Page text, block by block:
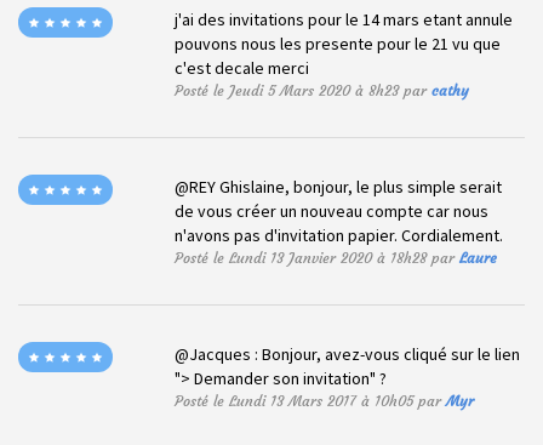
j'ai des invitations pour le 14 mars etant annule
pouvons nous les presente pour le 21 vu que
c'est decale merci
Posté le Jeudi 5 Mars 2020 à 8h23 parcathy
@REY Ghislaine, bonjour, le plus simple serait
de vous créer un nouveau compte car nous
n'avons pas d'invitation papier. Cordialement.
Posté le Lundi 13 Janvier 2020 à 18h28 parLaure
@Jacques : Bonjour, avez-vous cliqué sur le lien
"> Demander son invitation" ?
Posté le Lundi 13 Mars 2017 à 10h05 parMyr